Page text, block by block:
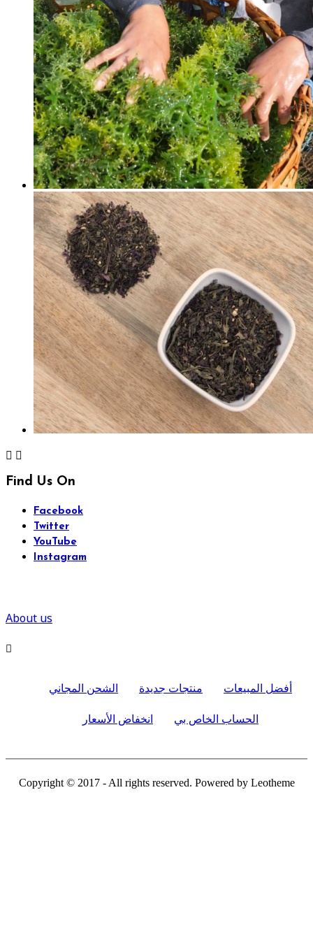
 
Find Us On
Facebook
Twitter
YouTube
Instagram
About us

الشحن المجاني منتجات جديدة
أفضل المبيعات
انخفاض الأسعار
الحساب الخاص بي
Copyright © 2017 - All rights reserved. Powered by Leotheme